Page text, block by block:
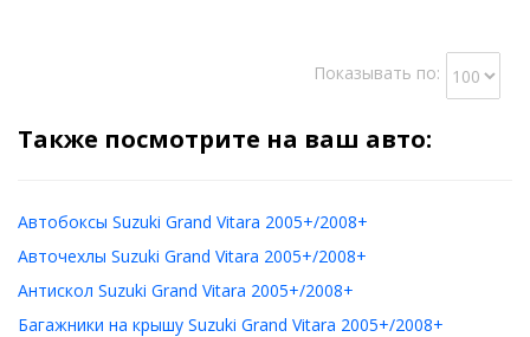
Показывать по:
Также посмотрите на ваш авто:
Автобоксы Suzuki Grand Vitara 2005+/2008+
Авточехлы Suzuki Grand Vitara 2005+/2008+
Антискол Suzuki Grand Vitara 2005+/2008+
Багажники на крышу Suzuki Grand Vitara 2005+/2008+